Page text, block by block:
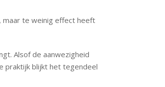
te weinig effect heeft
Alsof de aanwezigheid
praktijk blijkt het tegendeel